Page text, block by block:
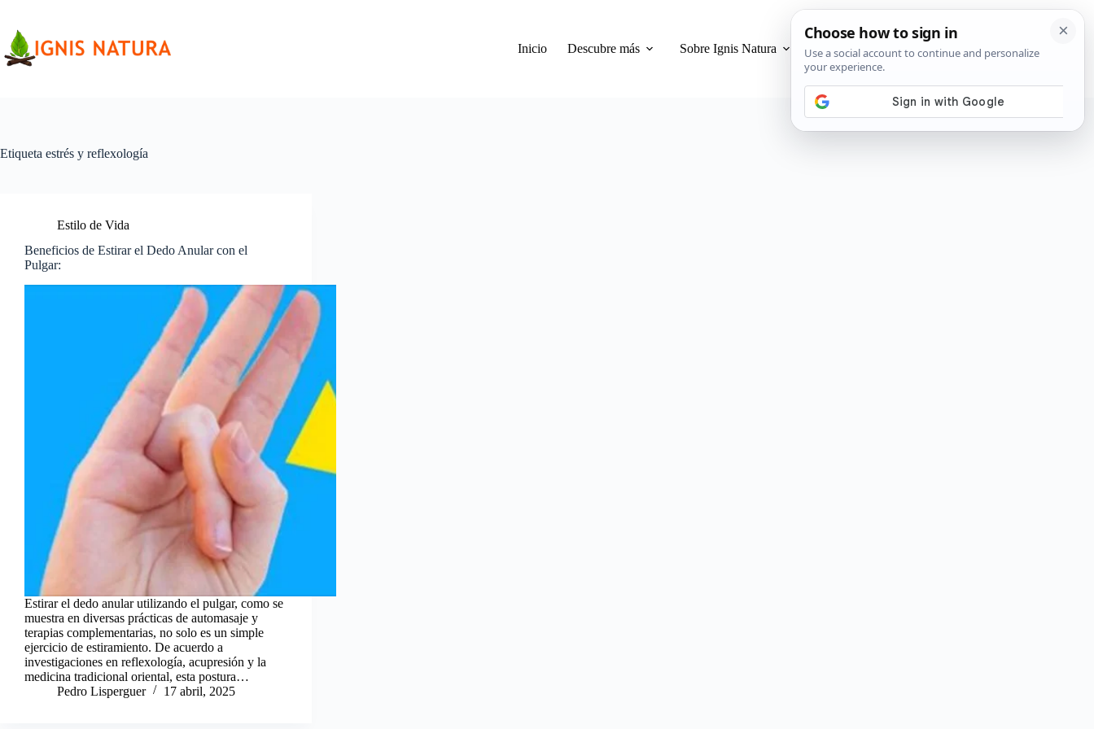
contenido
Inicio
Descubre más Sobre Ignis Natura Privacidad y Cookies
Etiqueta estrés y reflexología
Estilo de Vida
Beneficios de Estirar el Dedo Anular con el
Pulgar:
Estirar el dedo anular utilizando el pulgar, como se
muestra en diversas prácticas de automasaje y
terapias complementarias, no solo es un simple
ejercicio de estiramiento. De acuerdo a
investigaciones en reflexología, acupresión y la
medicina tradicional oriental, esta postura…
Pedro Lisperguer
17 abril, 2025